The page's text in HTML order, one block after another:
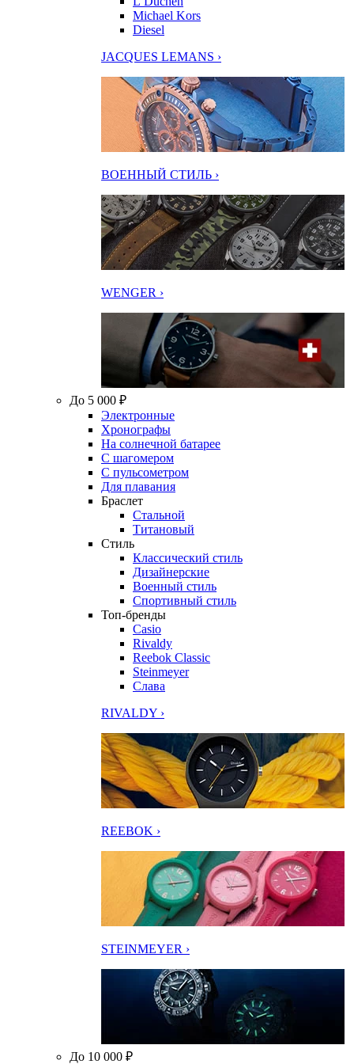
Michael Kors
Diesel
JACQUES LEMANS ›
ВОЕННЫЙ СТИЛЬ ›
WENGER ›
До 5 000 ₽
Электронные
Хронографы
На солнечной батарее
С шагомером
С пульсометром
Для плавания
Браслет
Стальной
Титановый
Стиль
Классический стиль
Дизайнерские
Военный стиль
Спортивный стиль
Топ-бренды
Casio
Rivaldy
Reebok Classic
Steinmeyer
Слава
RIVALDY ›
REEBOK ›
STEINMEYER ›
До 10 000 ₽